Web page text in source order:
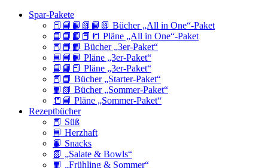
Spar-Pakete
📕📘📙📗📙📗 Bücher „All in One“-Paket
📘📘📙📕📒 Pläne „All in One“-Paket
📕📘📙 Bücher „3er-Paket“
📘📘📙 Pläne „3er-Paket“
📘📙📕 Pläne „3er-Paket“
📕📘 Bücher „Starter-Paket“
📙📗 Bücher „Sommer-Paket“
📒📘 Pläne „Sommer-Paket“
Rezeptbücher
📕 Süß
📘 Herzhaft
📙 Snacks
📗 „Salate & Bowls“
📙 „Frühling & Sommer“